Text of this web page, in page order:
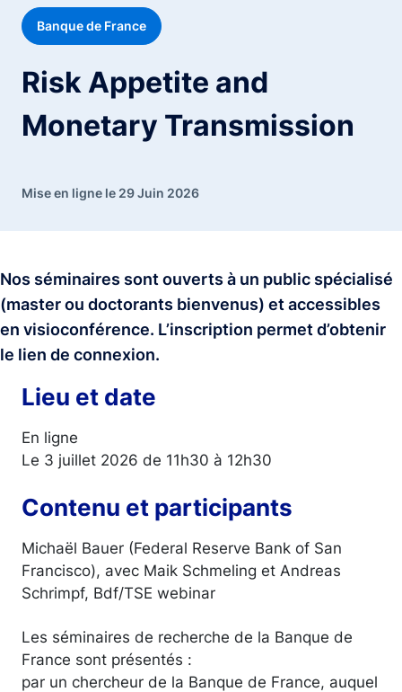
Banque de France
Risk Appetite and
Monetary Transmission
Mise en ligne le 29 Juin 2026
Nos séminaires sont ouverts à un public spécialisé
(master ou doctorants bienvenus) et accessibles
en visioconférence. L’inscription permet d’obtenir
le lien de connexion.
Lieu et date
En ligne
Le 3 juillet 2026 de 11h30 à 12h30
Contenu et participants
Michaël Bauer (Federal Reserve Bank of San
Francisco), avec Maik Schmeling et Andreas
Schrimpf, Bdf/TSE webinar
Les séminaires de recherche de la Banque de
France sont présentés :
par un chercheur de la Banque de France, auquel